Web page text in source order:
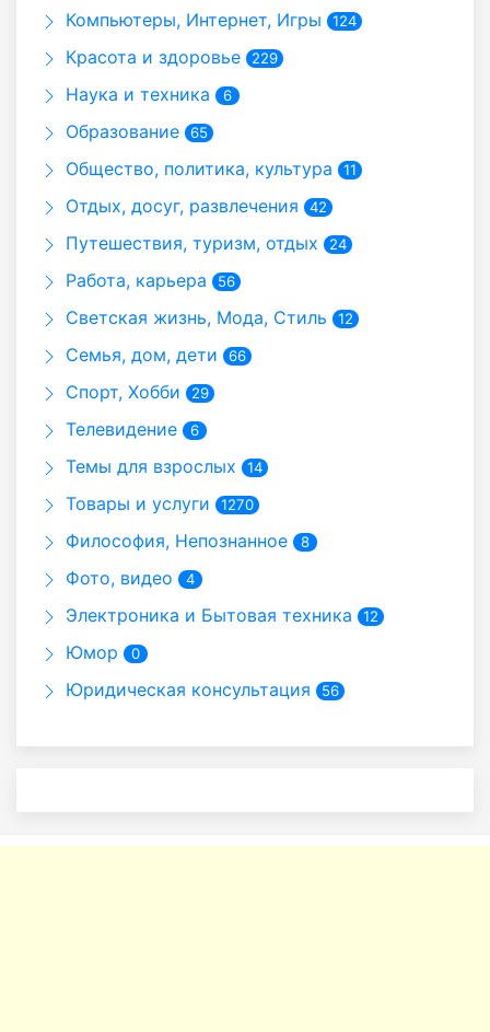
Компьютеры, Интернет, Игры 124
Красота и здоровье 229
Наука и техника 6
Образование 65
Общество, политика, культура 11
Отдых, досуг, развлечения 42
Путешествия, туризм, отдых 24
Работа, карьера 56
Светская жизнь, Мода, Стиль 12
Семья, дом, дети 66
Спорт, Хобби 29
Телевидение 6
Темы для взрослых 14
Товары и услуги 1270
Философия, Непознанное 8
Фото, видео 4
Электроника и Бытовая техника 12
Юмор 0
Юридическая консультация 56